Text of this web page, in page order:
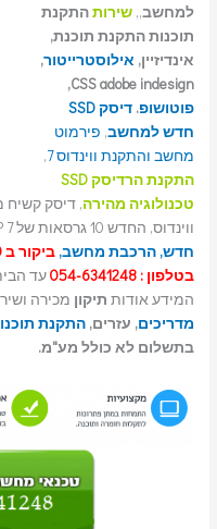
למחשב,,שירותהתקנת
תוכנות התקנת תוכנת,
אינדיזיין, אילוסטרייטור,
CSS adobe indesign,
פוטושופ.
דיסק SSD
חדש למחשב, פירמוט
מחשב והתקנת ווינדוס 7 ,
התקנת הרדיסק SSD
טכנולוגיה מהירה, דיסק
ווינדוס, החדש 10 גרסאות של 7 XP ועוד ..
חדש, הרכבת מחשב, ביקור ב 150 ₪
בטלפון : 054-6341248
המידע אודות תיקון מכירה
מדריכים, עזרים,התקנת
בתשלום לא כולל מע"מ.